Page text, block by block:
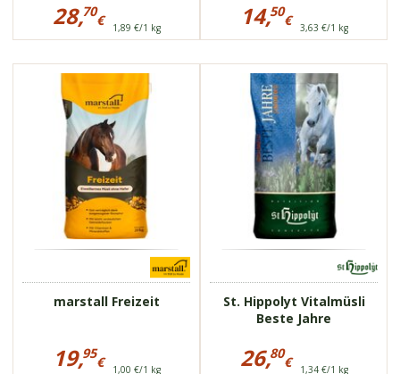
AGROBS
AlpenGrün
28,70
€
1,89 €/1 kg
AGROBS
AlpenGrün
14,50
€
3,63 €/1 kg
marstall Freizeit
marstall19,95
€
1,00 €/1 kg
710371
eiweißarm
Vitamine, Mineralien
Spurenelemente
St. Hippolyt Vitalmüsli
Beste Jahre
26,80
€
1,34 €/1 kg
75804
hochwertige
Zusammensetzung
leicht verdaulich
für alle Altersklassen